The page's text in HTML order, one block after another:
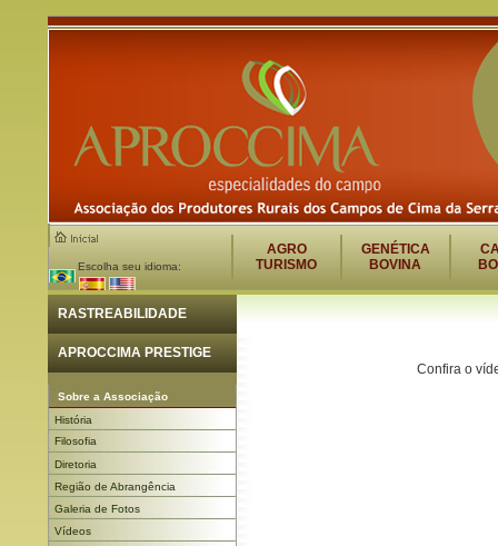
Escolha seu idioma:
AGRO
TURISMO
GENÉTICA
BOVINA
RASTREABILIDADE
APROCCIMA PRESTIGE
Sobre a Associação
História
Filosofia
Diretoria
Região de Abrangência
Galeria de Fotos
Vídeos
Confira o